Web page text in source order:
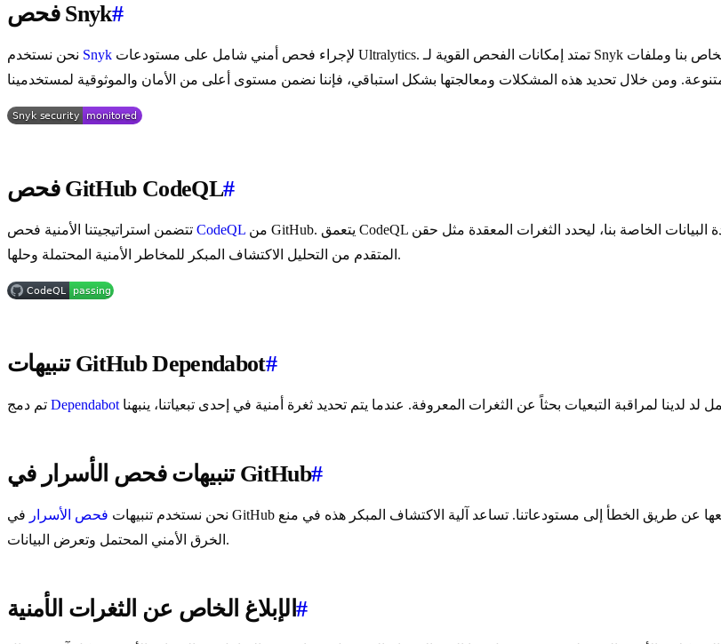
فحص Snyk#
Snyk
فحص GitHub CodeQL#
CodeQL
المتقدم من التحليل الاكتشاف المبكر للمخاطر الأمنية المحتملة وحلها.
تنبيهات GitHub Dependabot#
Dependabot
تنبيهات فحص الأسرار في GitHub#
نحن نستخدم تنبيهات فحص الأسرار في GitHub لاكتشاف البيانات الحساسة، مثل بيانات الاعتماد والمفاتيح الخاصة، التي يتم دفعها عن طريق الخطأ إلى مستودعاتنا. تساعد آلية الاكتشاف المبكر هذه في منع
الخرق الأمني المحتمل وتعرض البيانات.
الإبلاغ الخاص عن الثغرات الأمنية #